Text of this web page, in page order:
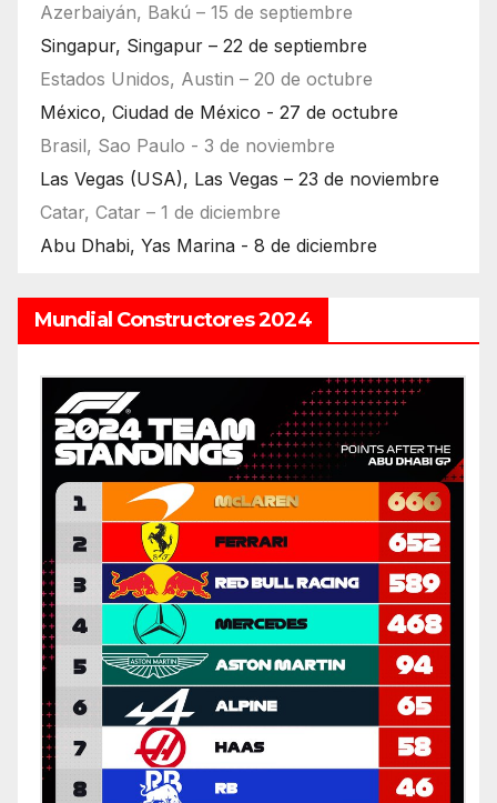
Azerbaiyán, Bakú – 15 de septiembre
Singapur, Singapur – 22 de septiembre
Estados Unidos, Austin – 20 de octubre
México, Ciudad de México - 27 de octubre
Brasil, Sao Paulo - 3 de noviembre
Las Vegas (USA), Las Vegas – 23 de noviembre
Catar, Catar – 1 de diciembre
Abu Dhabi, Yas Marina - 8 de diciembre
Mundial Constructores 2024